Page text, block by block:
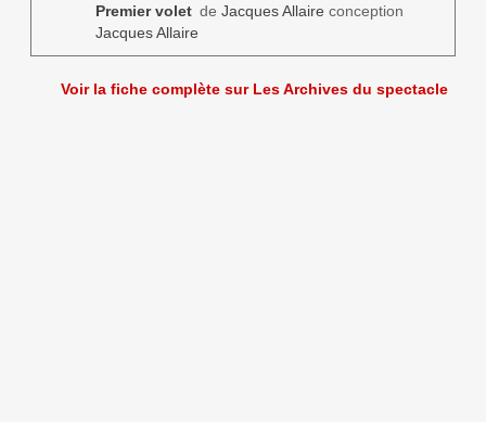
Premier voletde Jacques Allaire conception
Jacques Allaire
Voir la fiche complète sur Les Archives du spectacle